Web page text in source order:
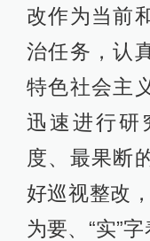
改作为当前
治任务，认
特色社会主
迅速进行研
度、最果断
好巡视整改
为要、“实”